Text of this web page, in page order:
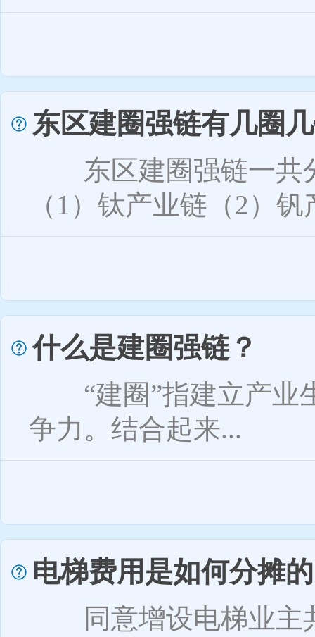
东区建圈强链有几圈
东区建圈强链一共分
（1）钛产业链（2）
什么是建圈强链？
“建圈”指建立产业生
争力。结合起来...
电梯费用是如何分摊
同意增设电梯业主